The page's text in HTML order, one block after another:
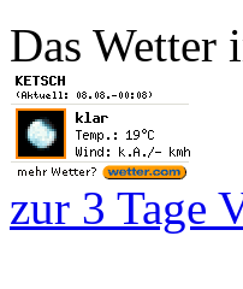
Das Wetter
zur 3 Tage